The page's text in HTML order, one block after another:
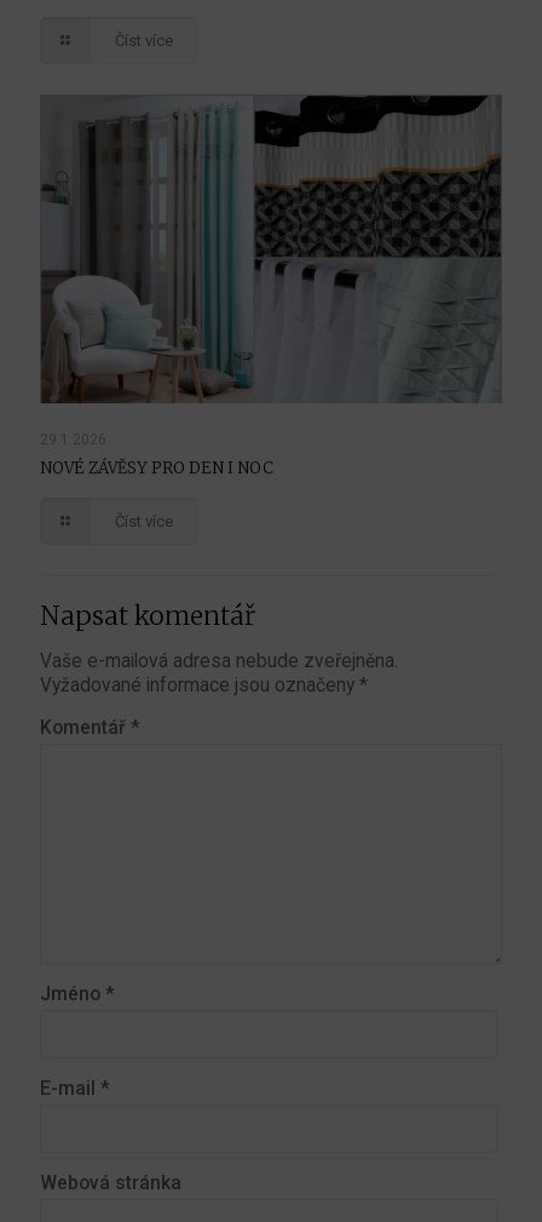
Číst více
29.1.2026
NOVÉ ZÁVĚSY PRO DEN I NOC
Číst více
Napsat komentář
Vaše e-mailová adresa nebude zveřejněna.
Vyžadované informace jsou označeny *
Komentář *
Jméno *
E-mail *
Webová stránka